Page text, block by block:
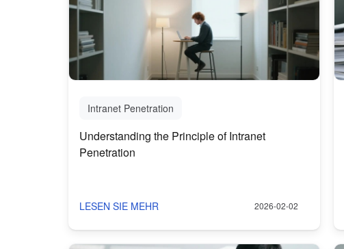
Intranet Penetration
Understanding the Principle of Intranet
Penetration
LESEN SIE MEHR 2026-02-02